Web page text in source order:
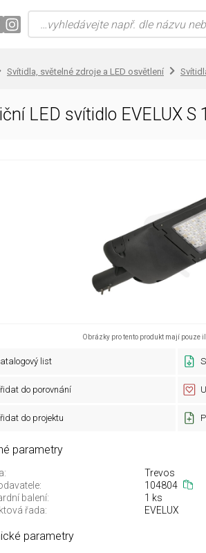
Svítidla, světelné zdroje a LED osvětlení
LED svítidlo EVELUX
Obrázky pro tento produkt mají pouze
list
do porovnání
do projektu
parametry
Trevos
104804
balení:
1 ks
řada:
EVELUX
parametry